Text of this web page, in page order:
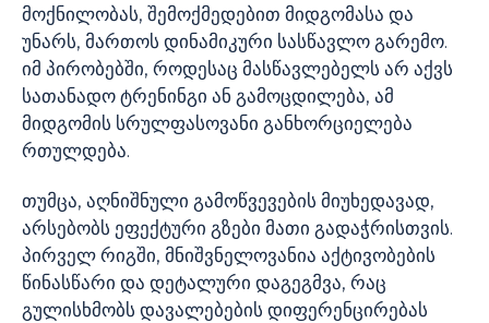
მოქნილობას, შემოქმედებით მიდგომასა და
უნარს, მართოს დინამიკური სასწავლო გარემო.
იმ პირობებში, როდესაც მასწავლებელს არ აქვს
სათანადო ტრენინგი ან გამოცდილება, ამ
მიდგომის სრულფასოვანი განხორციელება
რთულდება.
თუმცა, აღნიშნული გამოწვევების მიუხედავად,
არსებობს ეფექტური გზები მათი გადაჭრისთვის.
პირველ რიგში, მნიშვნელოვანია აქტივობების
წინასწარი და დეტალური დაგეგმვა, რაც
გულისხმობს დავალებების დიფერენცირებას